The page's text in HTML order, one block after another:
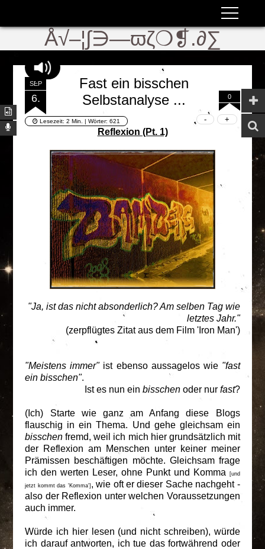
Å√–¦∫∋—ϖζ❍❡.∂∑
SEP
6.
Fast ein bisschen
Selbstanalyse ...
0
Lesezeit:2 Min. | Wörter:621
Reflexion (Pt. 1)
"Ja, ist das nicht absonderlich? Am selben Tag wie
letztes Jahr."
(zerpflügtes Zitat aus dem Film 'Iron Man')
"Meistens immer"ist ebenso aussagelos wie "fast
ein bisschen".
Ist es nun ein bisschenoder nur fast?
(Ich) Starte wie ganz am Anfang diese Blogs
flauschig in ein Thema. Und gehe gleichsam ein
bisschen fremd, weil ich mich hier grundsätzlich mit
der Reflexion am Menschen unter keiner meiner
Prämissen beschäftigen möchte. Gleichsam frage
ich den werten Leser, ohne Punkt und Komma
[und
jetzt kommt das 'Komma'] , wie oft er dieser Sache nachgeht -
also der Reflexion unter welchen Voraussetzungen
auch immer.
Würde ich hier lesen (und nicht schreiben), würde
ich darauf antworten, ich tue das fortwährend oder